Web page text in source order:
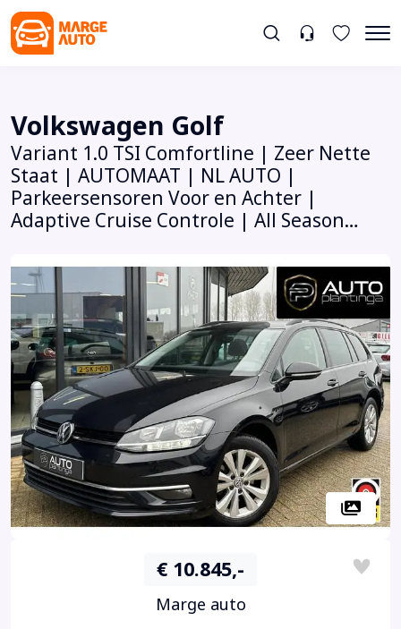
Volkswagen Golf
Variant 1.0 TSI Comfortline | Zeer Nette
Staat | AUTOMAAT | NL AUTO |
Parkeersensoren Voor en Achter |
Adaptive Cruise Controle | All Season
€ 10.845,-
Marge auto